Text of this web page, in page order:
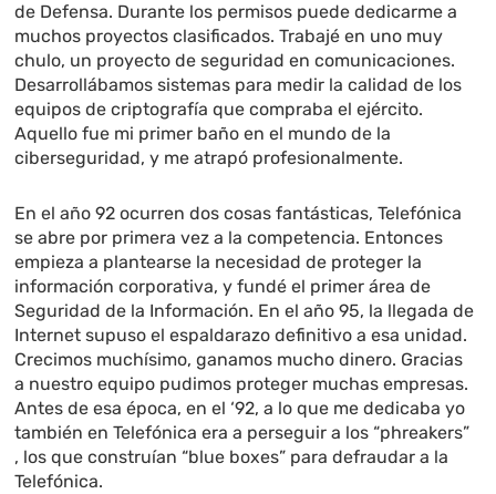
de Defensa. Durante los permisos puede dedicarme a
muchos proyectos clasificados. Trabajé en uno muy
chulo, un proyecto de seguridad en comunicaciones.
Desarrollábamos sistemas para medir la calidad de los
equipos de criptografía que compraba el ejército.
Aquello fue mi primer baño en el mundo de la
ciberseguridad, y me atrapó profesionalmente.
En el año 92 ocurren dos cosas fantásticas, Telefónica
se abre por primera vez a la competencia. Entonces
empieza a plantearse la necesidad de proteger la
información corporativa, y fundé el primer área de
Seguridad de la Información. En el año 95, la llegada de
Internet supuso el espaldarazo definitivo a esa unidad.
Crecimos muchísimo, ganamos mucho dinero. Gracias
a nuestro equipo pudimos proteger muchas empresas.
Antes de esa época, en el ‘92, a lo que me dedicaba yo
también en Telefónica era a perseguir a los “phreakers”
, los que construían “blue boxes” para defraudar a la
Telefónica.